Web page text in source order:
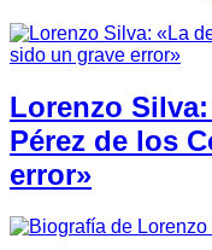
Lorenzo
Pérez de los
error»